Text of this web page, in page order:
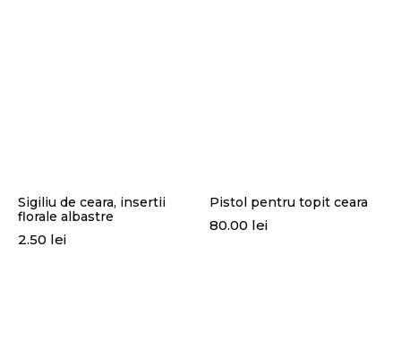
Sigiliu de ceara, insertii
florale albastre
2.50 lei
Pistol pentru topit ceara
80.00 lei